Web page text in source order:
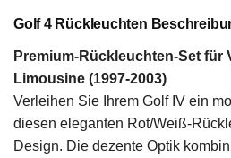
Golf 4 Rückleuchten
Premium-Rückleuchten-Set für
Limousine (1997-2003)
Verleihen Sie Ihrem Golf IV ein
diesen eleganten Rot/Weiß-
Design. Die dezente Optik